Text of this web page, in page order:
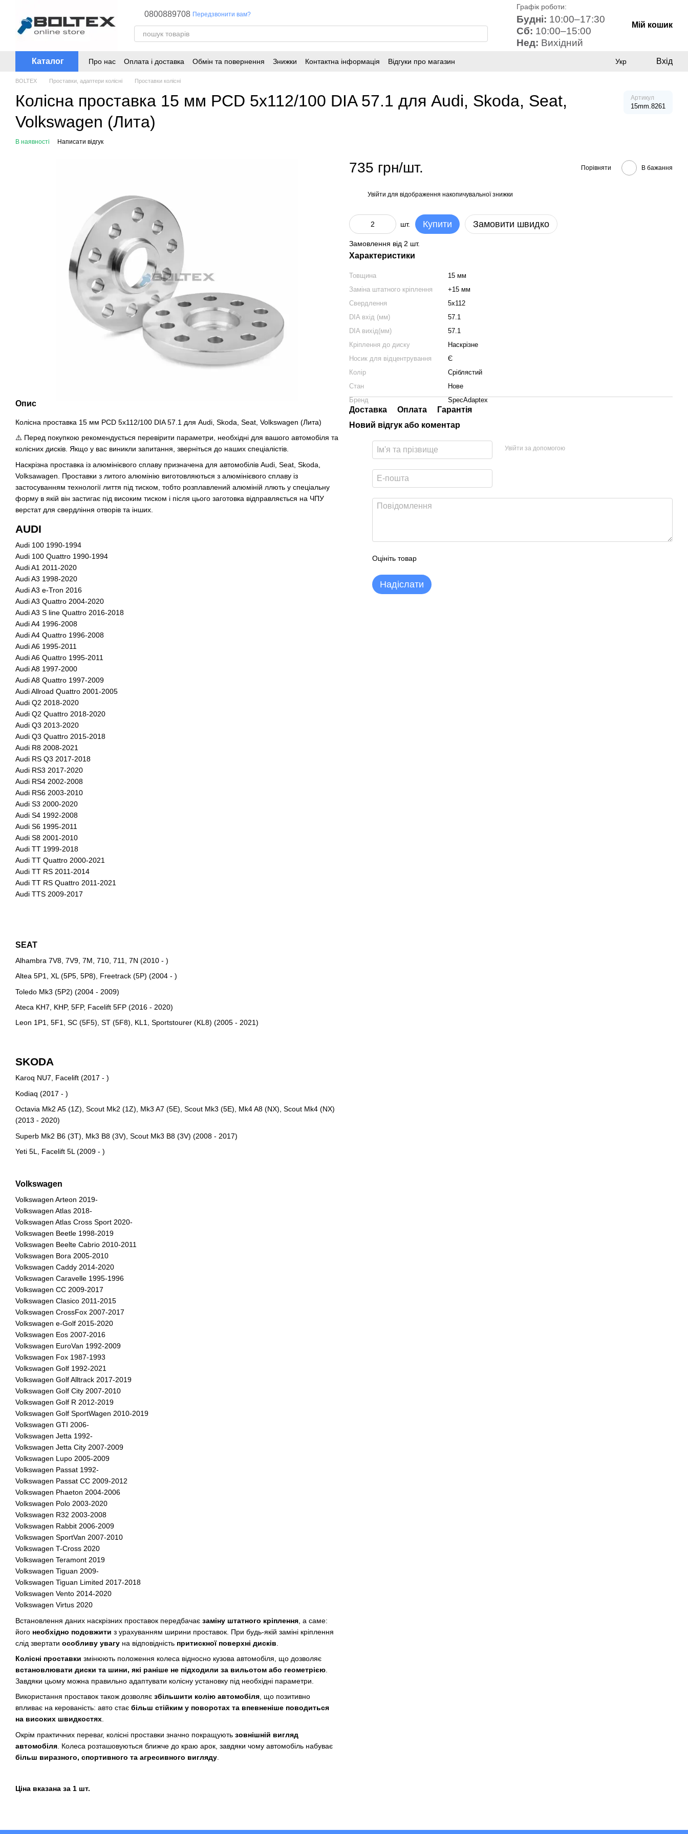
0800889708 Передзвонити вам?
Графік роботи:
Будні: 10:00–17:30
Сб: 10:00–15:00
Нед: Вихідний
Мій кошик
Каталог Про нас Оплата і доставка Обмін та повернення Знижки Контактна інформація Відгуки про магазин Укр Вхід
BOLTEX Проставки, адаптери колісні Проставки колісні
Колісна проставка 15 мм PCD 5x112/100 DIA 57.1 для Audi, Skoda, Seat,
Volkswagen (Лита)
Артикул
15mm.8261
В наявності Написати відгук
Опис
Колісна проставка 15 мм PCD 5x112/100 DIA 57.1 для Audi, Skoda, Seat, Volkswagen (Лита)
⚠️ Перед покупкою рекомендується перевірити параметри, необхідні для вашого автомобіля та
колісних дисків. Якщо у вас виникли запитання, зверніться до наших спеціалістів.
Наскрізна проставка із алюмінієвого сплаву призначена для автомобілів Audi, Seat, Skoda,
Volksawagen. Проставки з литого алюмінію виготовляються з алюмінієвого сплаву із
застосуванням технології лиття під тиском, тобто розплавлений алюміній ллють у спеціальну
форму в якій він застигає під високим тиском і після цього заготовка відправляється на ЧПУ
верстат для свердління отворів та інших.
AUDI
Audi 100 1990-1994
Audi 100 Quattro 1990-1994
Audi A1 2011-2020
Audi A3 1998-2020
Audi A3 e-Tron 2016
Audi A3 Quattro 2004-2020
Audi A3 S line Quattro 2016-2018
Audi A4 1996-2008
Audi A4 Quattro 1996-2008
Audi A6 1995-2011
Audi A6 Quattro 1995-2011
Audi A8 1997-2000
Audi A8 Quattro 1997-2009
Audi Allroad Quattro 2001-2005
Audi Q2 2018-2020
Audi Q2 Quattro 2018-2020
Audi Q3 2013-2020
Audi Q3 Quattro 2015-2018
Audi R8 2008-2021
Audi RS Q3 2017-2018
Audi RS3 2017-2020
Audi RS4 2002-2008
Audi RS6 2003-2010
Audi S3 2000-2020
Audi S4 1992-2008
Audi S6 1995-2011
Audi S8 2001-2010
Audi TT 1999-2018
Audi TT Quattro 2000-2021
Audi TT RS 2011-2014
Audi TT RS Quattro 2011-2021
Audi TTS 2009-2017
SEAT
Alhambra 7V8, 7V9, 7M, 710, 711, 7N (2010 - )
Altea 5P1, XL (5P5, 5P8), Freetrack (5P) (2004 - )
Toledo Mk3 (5P2) (2004 - 2009)
Ateca KH7, KHP, 5FP, Facelift 5FP (2016 - 2020)
Leon 1P1, 5F1, SC (5F5), ST (5F8), KL1, Sportstourer (KL8) (2005 - 2021)
SKODA
Karoq NU7, Facelift (2017 - )
Kodiaq (2017 - )
Octavia Mk2 A5 (1Z), Scout Mk2 (1Z), Mk3 A7 (5E), Scout Mk3 (5E), Mk4 A8 (NX), Scout Mk4 (NX)
(2013 - 2020)
Superb Mk2 B6 (3T), Mk3 B8 (3V), Scout Mk3 B8 (3V) (2008 - 2017)
Yeti 5L, Facelift 5L (2009 - )
Volkswagen
Volkswagen Arteon 2019-
Volkswagen Atlas 2018-
Volkswagen Atlas Cross Sport 2020-
Volkswagen Beetle 1998-2019
Volkswagen Beelte Cabrio 2010-2011
Volkswagen Bora 2005-2010
Volkswagen Caddy 2014-2020
Volkswagen Caravelle 1995-1996
Volkswagen CC 2009-2017
Volkswagen Clasico 2011-2015
Volkswagen CrossFox 2007-2017
Volkswagen e-Golf 2015-2020
Volkswagen Eos 2007-2016
Volkswagen EuroVan 1992-2009
Volkswagen Fox 1987-1993
Volkswagen Golf 1992-2021
Volkswagen Golf Alltrack 2017-2019
Volkswagen Golf City 2007-2010
Volkswagen Golf R 2012-2019
Volkswagen Golf SportWagen 2010-2019
Volkswagen GTI 2006-
Volkswagen Jetta 1992-
Volkswagen Jetta City 2007-2009
Volkswagen Lupo 2005-2009
Volkswagen Passat 1992-
Volkswagen Passat CC 2009-2012
Volkswagen Phaeton 2004-2006
Volkswagen Polo 2003-2020
Volkswagen R32 2003-2008
Volkswagen Rabbit 2006-2009
Volkswagen SportVan 2007-2010
Volkswagen T-Cross 2020
Volkswagen Teramont 2019
Volkswagen Tiguan 2009-
Volkswagen Tiguan Limited 2017-2018
Volkswagen Vento 2014-2020
Volkswagen Virtus 2020
Встановлення даних наскрізних проставок передбачає заміну штатного кріплення , а саме:
його необхідно подовжити з урахуванням ширини проставок. При будь-якій заміні кріплення
слід звертати особливу увагу на відповідність притискної поверхні дисків
Колісні проставки змінюють положення колеса відносно кузова автомобіля, що дозволяє
встановлювати диски та шини, які раніше не підходили за вильотом або геометрією
Завдяки цьому можна правильно адаптувати колісну установку під необхідні параметри.
Використання проставок також дозволяє збільшити колію автомобіля, що позитивно
впливає на керованість: авто стає більш стійким у поворотах та впевненіше поводиться
на високих швидкостях.
Окрім практичних переваг, колісні проставки значно покращують зовнішній вигляд
автомобіля . Колеса розташовуються ближче до краю арок, завдяки чому автомобіль набуває
більш виразного, спортивного та агресивного вигляду
Ціна вказана за 1 шт.
735 грн/шт. Порівняти В бажання
Увійти для відображення накопичувальної знижки
шт. Купити Замовити швидко
Замовлення від 2 шт.
Характеристики
Товщина
15 мм
Заміна штатного кріплення
+15 мм
Свердлення
5х112
DIA вхід (мм)
57.1
DIA вихід(мм)
57.1
Кріплення до диску
Наскрізне
Носик для відцентрування
Є
Колір
Сріблястий
Стан
Нове
Бренд
SpecAdaptex
Доставка Оплата
Гарантія
Новий відгук або коментар
Увійти за допомогою
Оцініть товар
Надіслати